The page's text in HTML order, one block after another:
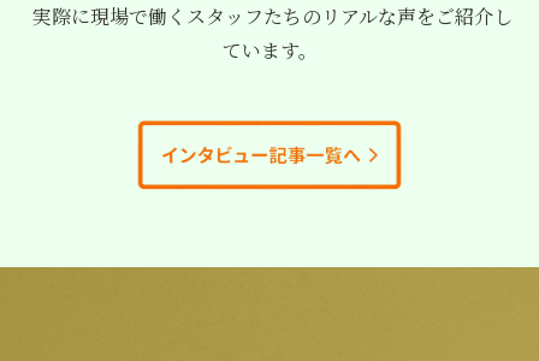
実際に現場で働くスタッフたちのリアルな声をご紹介し
ています。